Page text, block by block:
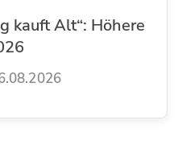
kauft Alt“: Höhere